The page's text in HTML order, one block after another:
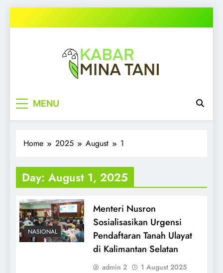
to
MENU
Home 2025 August 1
Day: August 1, 2025
NASIONAL
Menteri Nusron
Sosialisasikan Urgensi
Pendaftaran Tanah Ulayat
di Kalimantan Selatan
admin 2
1 August 2025